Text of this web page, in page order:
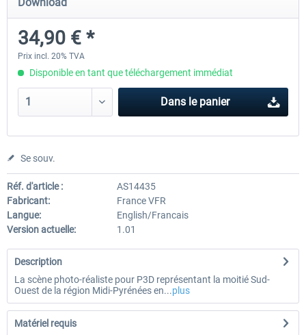
12,00 € *
34,90 € *
Prix incl. 20% TVA
Disponible en tant que téléchargement immédiat
Dans le panier
Se souv.
Réf. d'article :
AS14435
Fabricant:
France VFR
Langue:
English/Francais
Version actuelle:
1.01
Description
La scène photo-réaliste pour P3D représentant la moitié Sud-
Ouest de la région Midi-Pyrénées en...plus
Matériel requis